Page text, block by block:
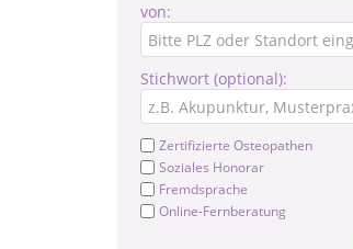
von:
Stichwort (optional):
Zertifizierte Osteopathen
Soziales Honorar
Fremdsprache
Online-Fernberatung